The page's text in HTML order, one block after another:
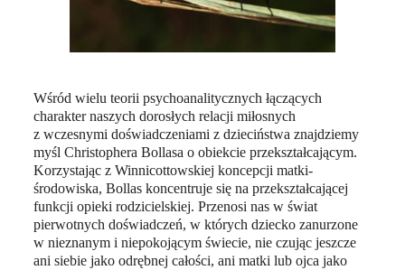
Wśród wielu teorii psychoanalitycznych łączących
charakter naszych dorosłych relacji miłosnych
z wczesnymi doświadczeniami z dzieciństwa znajdziemy
myśl Christophera Bollasa o obiekcie przekształcającym.
Korzystając z Winnicottowskiej koncepcji matki-
środowiska, Bollas koncentruje się na przekształcającej
funkcji opieki rodzicielskiej. Przenosi nas w świat
pierwotnych doświadczeń, w których dziecko zanurzone
w nieznanym i niepokojącym świecie, nie czując jeszcze
ani siebie jako odrębnej całości, ani matki lub ojca jako